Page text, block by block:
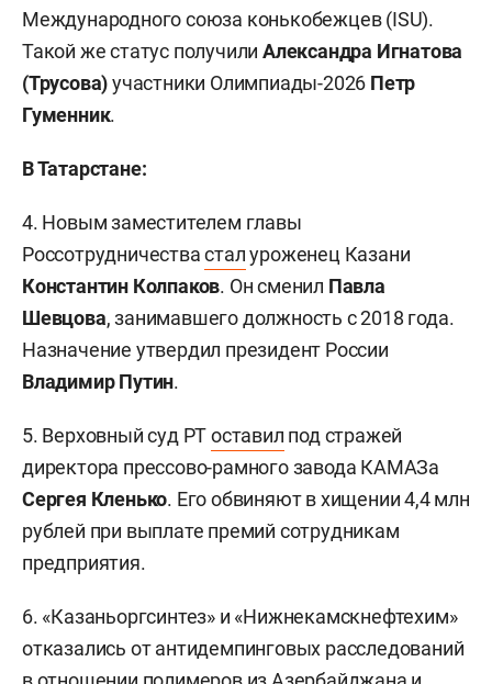
Международного союза конькобежцев (ISU).
Такой же статус получилиАлександра Игнатова
(Трусова)участники Олимпиады-2026 Петр
Гуменник.
В Татарстане:
4. Новым заместителем главы
Россотрудничествасталуроженец Казани
Константин Колпаков. Он сменил Павла
Шевцова, занимавшего должность с 2018 года.
Назначение утвердил президент России
Владимир Путин.
5. Верховный суд РТоставил под стражей
директора прессово-рамного завода КАМАЗа
Сергея Кленько. Его обвиняют в хищении 4,4 млн
рублей при выплате премий сотрудникам
предприятия.
6. «Казаньоргсинтез» и «Нижнекамскнефтехим»
отказались от антидемпинговых расследований